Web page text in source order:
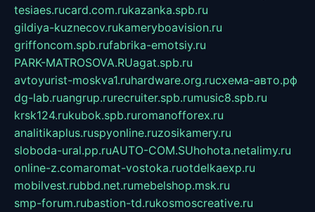
tesiaes.rucard.com.rukazanka.spb.ru
gildiya-kuznecov.rukameryboavision.ru
griffoncom.spb.rufabrika-emotsiy.ru
PARK-MATROSOVA.RUagat.spb.ru
avtoyurist-moskva1.ruhardware.org.ruсхема-авто.рф
dg-lab.ruangrup.rurecruiter.spb.rumusic8.spb.ru
krsk124.rukubok.spb.ruromanofforex.ru
analitikaplus.ruspyonline.ruzosikamery.ru
sloboda-ural.pp.ruAUTO-COM.SUhohota.netalimy.ru
online-z.comaromat-vostoka.ruotdelkaexp.ru
mobilvest.rubbd.net.rumebelshop.msk.ru
smp-forum.rubastion-td.rukosmoscreative.ru